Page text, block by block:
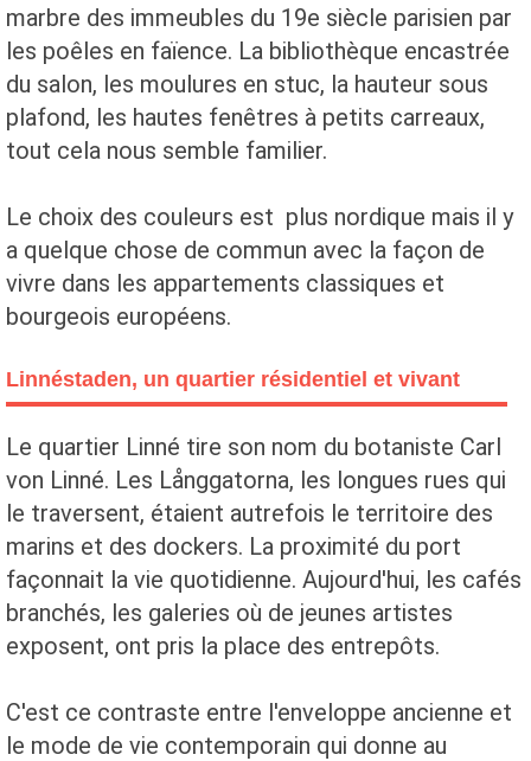
marbre des immeubles du 19e siècle parisien par
les poêles en faïence. La bibliothèque encastrée
du salon, les moulures en stuc, la hauteur sous
plafond, les hautes fenêtres à petits carreaux,
tout cela nous semble familier.
Le choix des couleurs est plus nordique mais il y
a quelque chose de commun avec la façon de
vivre dans les appartements classiques et
bourgeois européens.
Linnéstaden, un quartier résidentiel et vivant
Le quartier Linné tire son nom du botaniste Carl
von Linné. Les Långgatorna, les longues rues qui
le traversent, étaient autrefois le territoire des
marins et des dockers. La proximité du port
façonnait la vie quotidienne. Aujourd'hui, les cafés
branchés, les galeries où de jeunes artistes
exposent, ont pris la place des entrepôts.
C'est ce contraste entre l'enveloppe ancienne et
le mode de vie contemporain qui donne au